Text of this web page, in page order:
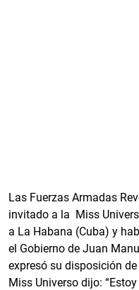
Las Fuerzas Armadas
invitado a la Miss
a La Habana (Cuba) y
el Gobierno de Juan
expresó su disposición
Miss Universo dijo: